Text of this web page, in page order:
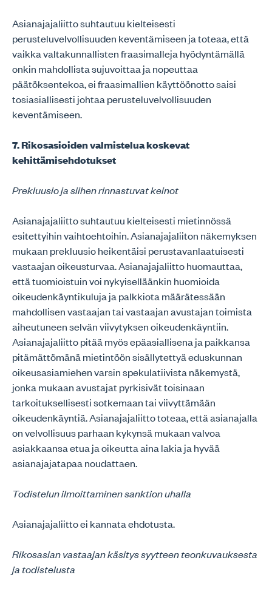
Asianajajaliitto suhtautuu kielteisesti
perusteluvelvollisuuden keventämiseen ja toteaa, että
vaikka valtakunnallisten fraasimalleja hyödyntämällä
onkin mahdollista sujuvoittaa ja nopeuttaa
päätöksentekoa, ei fraasimallien käyttöönotto saisi
tosiasiallisesti johtaa perusteluvelvollisuuden
keventämiseen.
7. Rikosasioiden valmistelua koskevat
kehittämisehdotukset
Prekluusio ja siihen rinnastuvat keinot
Asianajajaliitto suhtautuu kielteisesti mietinnössä
esitettyihin vaihtoehtoihin. Asianajajaliiton näkemyksen
mukaan prekluusio heikentäisi perustavanlaatuisesti
vastaajan oikeusturvaa. Asianajajaliitto huomauttaa,
että tuomioistuin voi nykyiselläänkin huomioida
oikeudenkäyntikuluja ja palkkiota määrätessään
mahdollisen vastaajan tai vastaajan avustajan toimista
aiheutuneen selvän viivytyksen oikeudenkäyntiin.
Asianajajaliitto pitää myös epäasiallisena ja paikkansa
pitämättömänä mietintöön sisällytettyä eduskunnan
oikeusasiamiehen varsin spekulatiivista näkemystä,
jonka mukaan avustajat pyrkisivät toisinaan
tarkoituksellisesti sotkemaan tai viivyttämään
oikeudenkäyntiä. Asianajajaliitto toteaa, että asianajalla
on velvollisuus parhaan kykynsä mukaan valvoa
asiakkaansa etua ja oikeutta aina lakia ja hyvää
asianajajatapaa noudattaen.
Todistelun ilmoittaminen sanktion uhalla
Asianajajaliitto ei kannata ehdotusta.
Rikosasian vastaajan käsitys syytteen teonkuvauksesta
ja todistelusta